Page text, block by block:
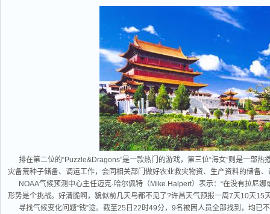
排在第二位的“Puzzle&Dragons”是一款热门的游戏，第三位“海女”则是一部
灾备荒种子储备、调运工作，会同相关部门做好农业救灾物资、生产资料的储备
NOAA气候预测中心主任迈克·哈尔佩特（Mike Halpert）表示：“在没有拉尼
形势是个挑战。好清脆啊，貌似前几天鸟都不见了?许昌天气预报一周7天10天15
寻找气候变化问题“钱”途。截至25日22时49分，9名被困人员全部找到，均已